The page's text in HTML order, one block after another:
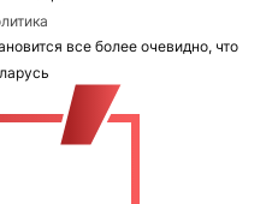
все более очевидно, что